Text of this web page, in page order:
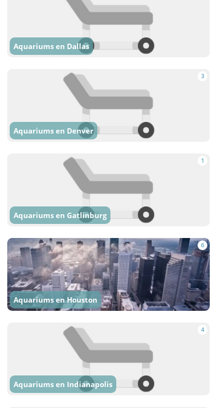
Aquariums en Dallas
3
Aquariums en Denver
1
Aquariums en Gatlinburg
6
Aquariums en Houston
4
Aquariums en Indianapolis